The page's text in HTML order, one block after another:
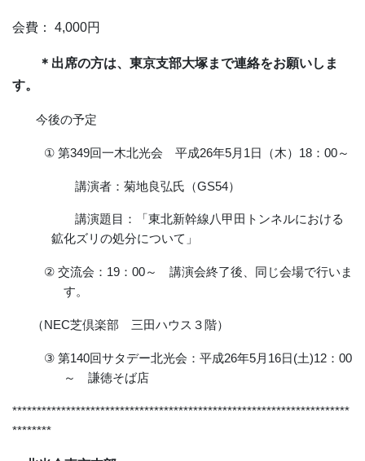
会費： 4,000円
＊出席の方は、東京支部大塚まで連絡をお願いしま
す。
今後の予定
① 第349回一木北光会 平成26年5月 1 日（木） 18 ： 00～
講演者：菊地良弘氏（GS54）
講演題目：「東北新幹線八甲田トンネルにおける
鉱化ズリの処分について」
② 交流会： 19 ： 00～ 講演会終了後、同じ会場で行いま
す。
（ NEC芝倶楽部 三田ハウス３階）
③ 第140回サタデー北光会：平成26年5月 16日 (土)12 ： 00
～ 謙徳そば店
*********************************************************************
********